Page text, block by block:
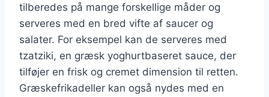
tilberedes på mange forskellige måder og
serveres med en bred vifte af saucer og
salater. For eksempel kan de serveres med
tzatziki, en græsk yoghurtbaseret sauce, der
tilføjer en frisk og cremet dimension til retten.
Græskefrikadeller kan også nydes med en